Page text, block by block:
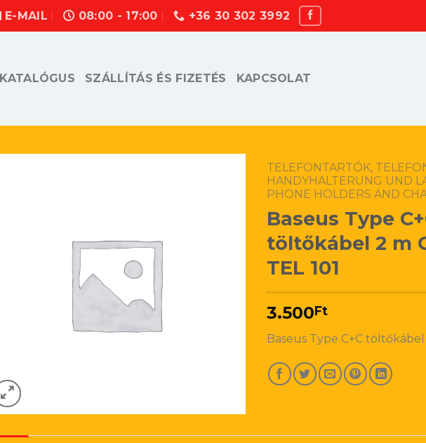
E-MAIL 08:00 - 17:00 +36 30 302 3992
KATALÓGUS SZÁLLÍTÁS ÉS FIZETÉS KAPCSOLAT
TELEFONTARTÓK,
HANDYHALTERUNG UND
PHONE HOLDERS AND
Baseus Type
töltőkábel 2 m
TEL 101
3.500Ft
Baseus Type C+C